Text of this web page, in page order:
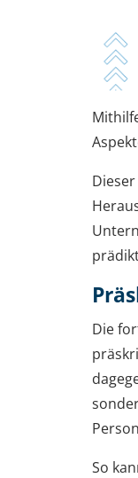
Die
So